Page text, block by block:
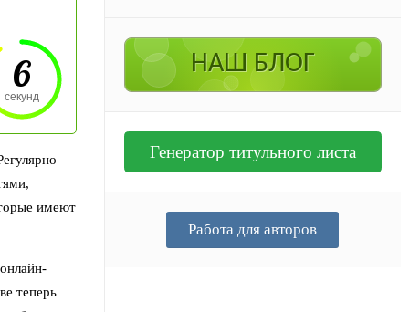
5
секунд
имеют
теперь
НАШ БЛОГ
Генератор титульного листа
Работа для авторов